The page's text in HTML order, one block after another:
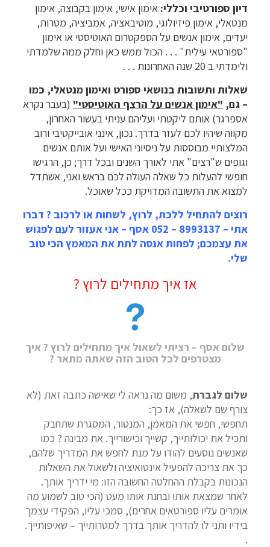
דיון ספורטיבי וכללי: אימון אישי, אימון בקבוצה, אימון
מנטאלי, אימון פיזיולוגי, מוטיבאציה, אמביציה, מטרות,
יעדים, אימון אנשים על הספקטרום האוטיסטי או אימון
"ספורטאי עילית" . . . הכול ממש כאן וחלק ממה שלמדתי
ולימדתי ב 20 שנה האחרונות . . .
שאלות ותשובות בנושאי ספורט ואימון מנטאלי, כמו
– גם, "אימון אנשים על הרצף האוטיסטי" (בעבר נקרא
אספרגר) אותם ליקטתי ועליהם עניתי בעשור האחרון,
מקווה שיהיו לכם לעזר בדרך. נכון, אינני אובייקטיבי ורוב
המלצותיי מבוססות על ניסיוני האישי ועל אותם אנשים
וגופים ש"רצים" אתי לאורך השנים ובכל דרך; כן, הרגישו
חופשי להעלות כל שאלה העולה לכם בראש ואני, אשתדל
למצוא את התשובה המדויקת ככל שאוכל.
רוצים להתחיל ללכת, לרוץ, לשחות או לרכוב ? דברו
אתי – 8993137 – 052 אסף – אני אעזור לעם לפגוש
את עצמכם; לפחות אנסה לתת את המאמץ הכי טוב
שלי.
אז איך מתחילים לרוץ ?
שלום אסף – רציתי לשאול איך מתחילים לרוץ ? איך
מצטרפים לכל הטוב הזה שאתה מתאר ?
שלום לגברת, משום מה נראה לי שאישה כתבה זאת (לא
צורף שם לשאלה), אז כך:
תחפשי, חפשי את המאמן, המנטור, המסגרת שתחבק
ותכיל את יכולותייך, קשייך וכישורייך. את מבינה ? כמו
שאנשים נוסעים להודו על מנת לחפש את המדריך שלהם,
כך את צריכה להפעיל אינטואיציה ולשאול את השאלות
הנכונות בקבלת ההחלטה החשובה הזו: מי ידריך אותך.
לאחר שמצאת אותו ובחנת אותו מעט (הכי טוב לשמוע מה
אומרים עליו ספורטאים אחרים), סמכי עליו, הפקידי עצמך
בידיו ותני לו להדריך אותך בדרך למטרותייך – שאיפותייך.
.